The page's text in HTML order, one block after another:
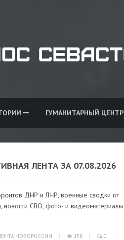
ГУМАНИТАРНЫЙ ЦЕНТР
ЛЕНТА ЗА 07.08.2026
ДНР и ЛНР, военные сводки от
новости СВО, фото- и видеоматериалы
НОВОРОССИИ 158 0